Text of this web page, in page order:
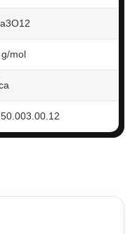
mol